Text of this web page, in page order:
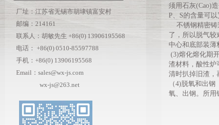
厂址：江苏省无锡市胡埭镇富安村
邮编：214161
联系人：胡敏先生 +86(0) 13906195568
电话： +86(0) 0510-85597788
手机：+86(0) 13906195568
Email： sales@wx-js.com
wx-js@263.net
须用石灰(Cao)
P、S的含量可
不锈钢精密铸
了，所以脱气
中心和底部装薄
(3)熔化熔化期
渣材料，酸性炉
清时扒掉旧渣，
（4)脱氧和出
氧、出钢。所用